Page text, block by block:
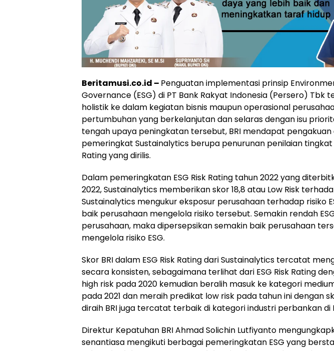
Beritamusi.co.id – Penguatan implementasi prinsip
Governance (ESG) di PT Bank Rakyat Indonesia (Persero) Tbk
holistik ke dalam kegiatan bisnis maupun operasional
pertumbuhan yang berkelanjutan dan selaras dengan isu
tengah upaya peningkatan tersebut, BRI mendapat
pemeringkat Sustainalytics berupa penurunan penilaian tingkat
Rating yang dirilis.
Dalam pemeringkatan ESG Risk Rating tahun 2022 yang
2022, Sustainalytics memberikan skor 18,8 atau Low Risk
Sustainalytics mengukur eksposur perusahaan terhadap risiko
baik perusahaan mengelola risiko tersebut. Semakin rendah
perusahaan, maka dipersepsikan semakin baik perusahaan
mengelola risiko ESG.
Skor BRI dalam ESG Risk Rating dari Sustainalytics tercatat
secara konsisten, sebagaimana terlihat dari ESG Risk Rating
high risk pada 2020 kemudian beralih masuk ke kategori
pada 2021 dan meraih predikat low risk pada tahun ini dengan
diraih BRI juga tercatat terbaik di kategori industri perbankan di
Direktur Kepatuhan BRI Ahmad Solichin Lutfiyanto
senantiasa mengikuti berbagai pemeringkatan ESG yang